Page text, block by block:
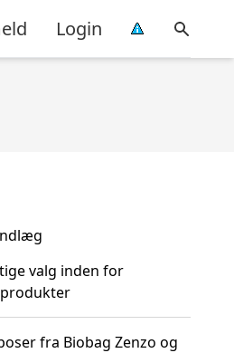
Login
valg inden for
fra Biobag Zenzo og